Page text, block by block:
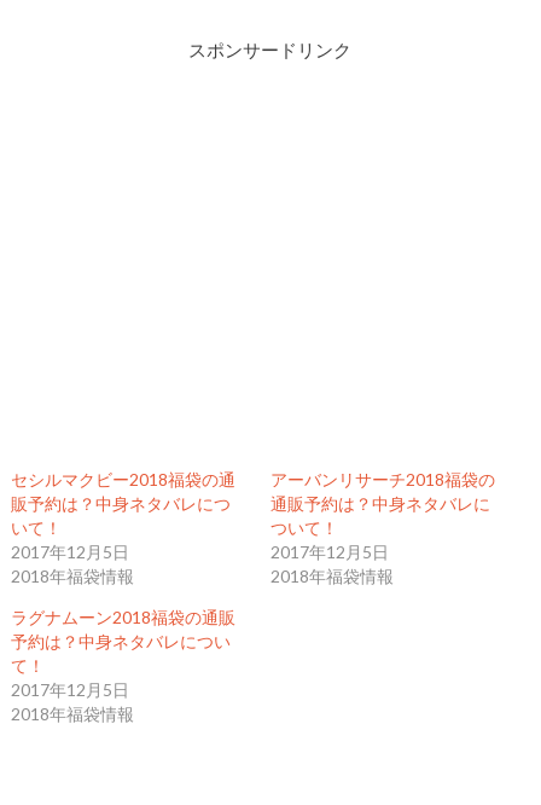
スポンサードリンク
セシルマクビー2018福袋の通
販予約は？中身ネタバレにつ
いて！
2017年12月5日
2018年福袋情報
アーバンリサーチ2018福袋の
通販予約は？中身ネタバレに
ついて！
2017年12月5日
2018年福袋情報
ラグナムーン2018福袋の通販
予約は？中身ネタバレについ
て！
2017年12月5日
2018年福袋情報